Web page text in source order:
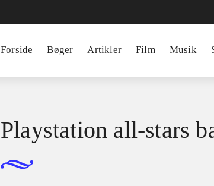
Forside Bøger Artikler Film Musik
Playstation all-stars